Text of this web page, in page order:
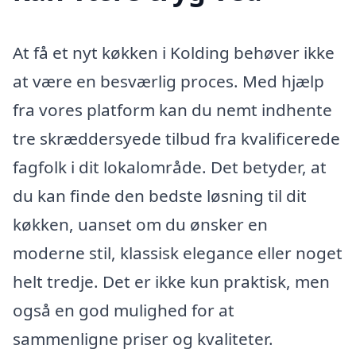
At få et nyt køkken i Kolding behøver ikke
at være en besværlig proces. Med hjælp
fra vores platform kan du nemt indhente
tre skræddersyede tilbud fra kvalificerede
fagfolk i dit lokalområde. Det betyder, at
du kan finde den bedste løsning til dit
køkken, uanset om du ønsker en
moderne stil, klassisk elegance eller noget
helt tredje. Det er ikke kun praktisk, men
også en god mulighed for at
sammenligne priser og kvaliteter.